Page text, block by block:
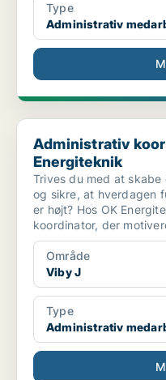
Type
Administrativ
Administrativ koordinator til
Administrativ
Energiteknik
Trives du med at
og sikre, at hverdagen
er højt? Hos OK
koordinator, der
Område
Viby J
Type
Administrativ